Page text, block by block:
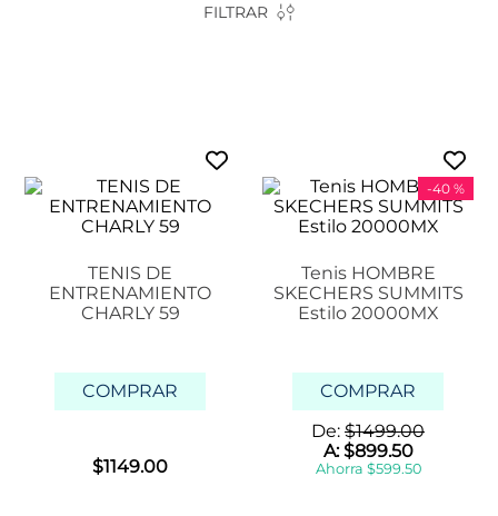
FILTRAR
TENIS DE
ENTRENAMIENTO
CHARLY 59
COMPRAR
$1149.00
-40 %
Tenis HOMBRE
SKECHERS SUMMITS
Estilo 20000MX
COMPRAR
De: $1499.00
A:$899.50
Ahorra $599.50